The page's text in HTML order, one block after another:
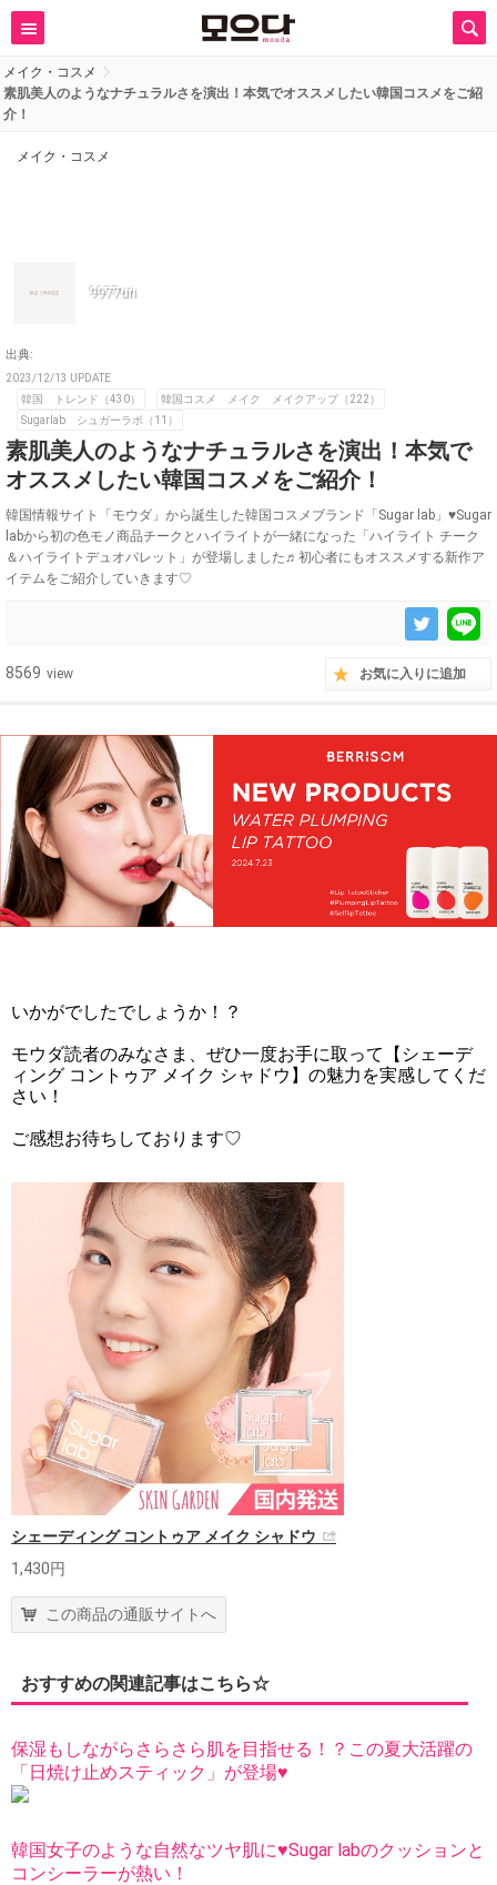
メイク・コスメ
素肌美人のようなナチュラルさを演出！本気でオススメしたい韓国コスメをご紹
介！
メイク・コスメ
9977uri
出典:
2023/12/13 UPDATE
韓国 トレンド（430）
韓国コスメ メイク メイクアップ（222）
Sugarlab シュガーラボ（11）
素肌美人のようなナチュラルさを演出！本気で
オススメしたい韓国コスメをご紹介！
韓国情報サイト「モウダ」から誕生した韓国コスメブランド「Sugar lab」♥Sugar
labから初の色モノ商品チークとハイライトが一緒になった「ハイライト チーク
＆ハイライトデュオパレット」が登場しました♬初心者にもオススメする新作ア
イテムをご紹介していきます♡
8569 view お気に入りに追加
いかがでしたでしょうか！？
モウダ読者のみなさま、ぜひ一度お手に取って【シェーデ
ィング コントゥア メイク シャドウ】の魅力を実感してくだ
さい！
ご感想お待ちしております♡
シェーディング コントゥア メイク シャドウ
1,430円
この商品の通販サイトへ
おすすめの関連記事はこちら☆
保湿もしながらさらさら肌を目指せる！？この夏大活躍の
「日焼け止めスティック」が登場♥
韓国女子のような自然なツヤ肌に♥Sugar labのクッションと
コンシーラーが熱い！